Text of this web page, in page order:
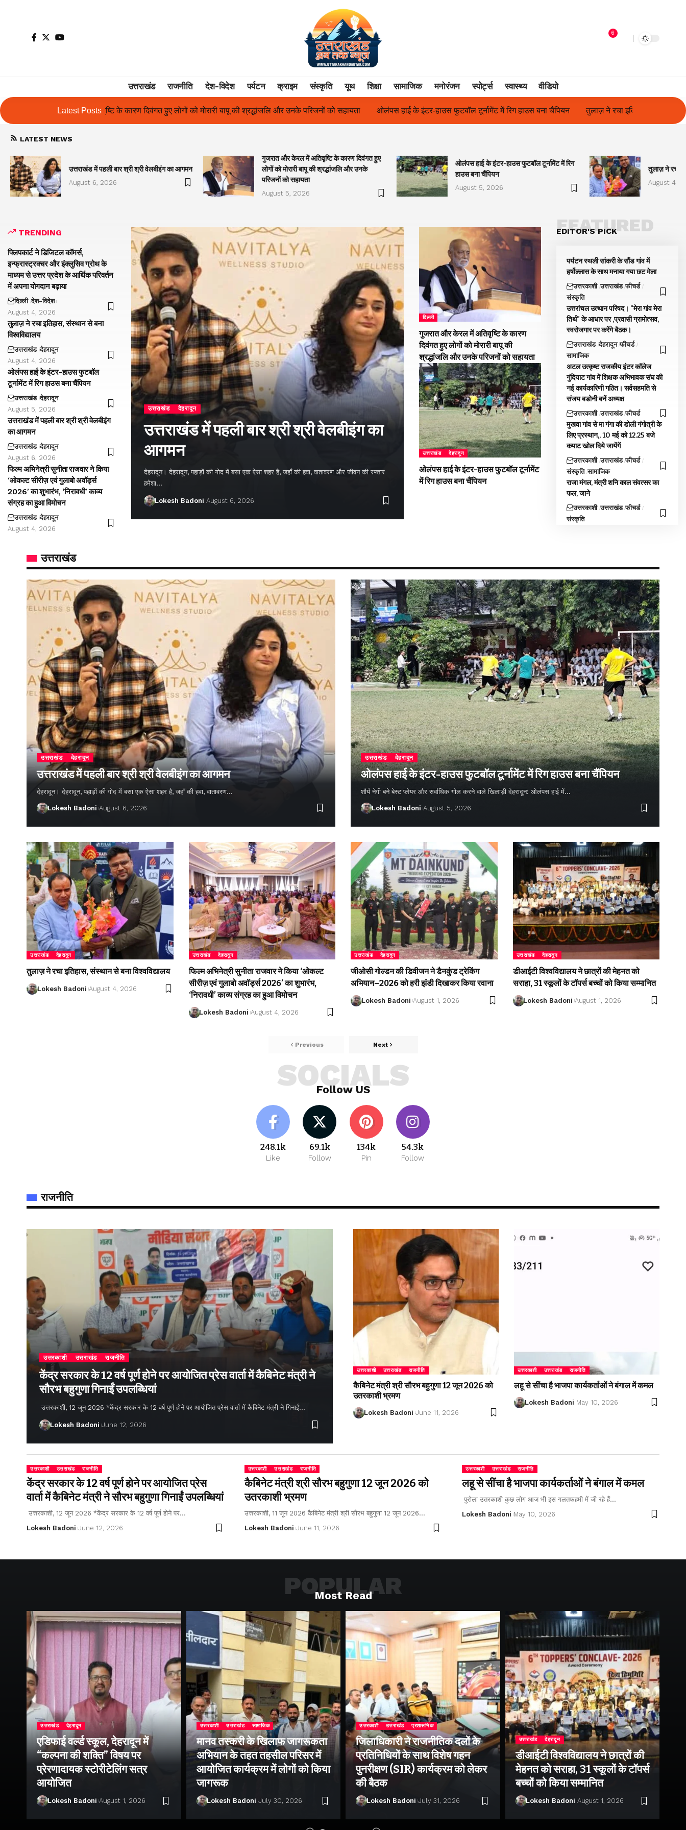
6
उत्तराखंड राजनीति देश-विदेश पर्यटन क्राइम संस्कृति यूथ शिक्षा सामाजिक मनोरंजन स्पोर्ट्स स्वास्थ्य वीडियो
Latest Posts
हुए लोगों को मोरारी बापू की श्रद्धांजलि और उनके परिजनों को सहायता ओलंपस हाई के इंटर-हाउस फुटबॉल टूर्नामेंट में रिग हाउस बना चैंपियन तुलाज़ ने रचा इतिहास, संस्थान से बना विश्वविद्यालय फिल्म अभिनेत्री सुनीता
LATEST NEWS
उत्तराखंड में पहली बार श्री श्री वेलबीइंग का आगमन
August 6, 2026
गुजरात और केरल में अतिवृष्टि के कारण दिवंगत हुए
लोगों को मोरारी बापू की श्रद्धांजलि और उनके
परिजनों को सहायता
August 5, 2026
ओलंपस हाई के इंटर-हाउस फुटबॉल टूर्नामेंट में रिग
हाउस बना चैंपियन
August 5, 2026
तुलाज़ ने रचा
August 4,
TRENDING
फ्लिपकार्ट ने डिजिटल कॉमर्स,
इन्फ्रास्ट्रक्चर और इंक्लुसिव ग्रोथ के
माध्यम से उत्तर प्रदेश के आर्थिक परिवर्तन
में अपना योगदान बढ़ाया
दिल्ली देश-विदेश
August 4, 2026
तुलाज़ ने रचा इतिहास, संस्थान से बना
विश्वविद्यालय
उत्तराखंड देहरादून
August 4, 2026
ओलंपस हाई के इंटर-हाउस फुटबॉल
टूर्नामेंट में रिग हाउस बना चैंपियन
उत्तराखंड देहरादून
August 5, 2026
उत्तराखंड में पहली बार श्री श्री वेलबीइंग
का आगमन
उत्तराखंड देहरादून
August 6, 2026
फिल्म अभिनेत्री सुनीता राजवार ने किया
‘ओकल्ट सीरीज़ एवं गुलाबो अवॉर्ड्स
2026’ का शुभारंभ, ‘निरावधी’ काव्य
संग्रह का हुआ विमोचन
उत्तराखंड देहरादून
August 4, 2026
उत्तराखंड देहरादून
उत्तराखंड में पहली बार श्री श्री वेलबीइंग का
आगमन
देहरादून। देहरादून, पहाड़ों की गोद में बसा एक ऐसा शहर है, जहाँ की हवा, वातावरण और जीवन की रफ्तार
हमेशा…
Lokesh Badoni August 6, 2026
दिल्ली
गुजरात और केरल में अतिवृष्टि के कारण
दिवंगत हुए लोगों को मोरारी बापू की
श्रद्धांजलि और उनके परिजनों को सहायता
उत्तराखंड देहरादून
ओलंपस हाई के इंटर-हाउस फुटबॉल टूर्नामेंट
में रिग हाउस बना चैंपियन
EDITOR'S PICK
FEATURED
पर्यटन स्थली सांकरी के सौंड गांव में
हर्षोल्लास के साथ मनाया गया छट मेला
उत्तरकाशी उत्तराखंड फीचर्ड
संस्कृति
उत्तरांचल उत्थान परिषद। “मेरा गांव मेरा
तिर्थ” के आधार पर ,प्रवासी ग्रामोत्सव,
स्वरोजगार पर करेंगे बैठक।
उत्तराखंड देहरादून फीचर्ड
सामाजिक
अटल उत्कृष्ट राजकीय इंटर कॉलेज
गुंदियाट गांव में शिक्षक अभिभावक संघ की
नई कार्यकारिणी गठित। सर्वसहमति से
संजय बडोनी बनें अध्यक्ष
उत्तरकाशी उत्तराखंड फीचर्ड
मुखवा गांव से मा गंगा की डोली गंगोत्री के
लिए प्रस्थान,, 10 मई को 12.25 बजे
कपाट खोल दिये जायेंगें
उत्तरकाशी उत्तराखंड फीचर्ड
संस्कृति सामाजिक
राजा मंगल, मंत्री शनि काल संवत्सर का
फल, जाने
उत्तरकाशी उत्तराखंड फीचर्ड
संस्कृति
उत्तराखंड
उत्तराखंड देहरादून
उत्तराखंड में पहली बार श्री श्री वेलबीइंग का आगमन
देहरादून। देहरादून, पहाड़ों की गोद में बसा एक ऐसा शहर है, जहाँ की हवा, वातावरण…
Lokesh Badoni August 6, 2026
उत्तराखंड देहरादून
ओलंपस हाई के इंटर-हाउस फुटबॉल टूर्नामेंट में रिग हाउस बना चैंपियन
शौर्य नेगी बने बेस्ट प्लेयर और सर्वाधिक गोल करने वाले खिलाड़ी देहरादून: ओलंपस हाई में…
Lokesh Badoni August 5, 2026
उत्तराखंड देहरादून
तुलाज़ ने रचा इतिहास, संस्थान से बना विश्वविद्यालय
Lokesh Badoni August 4, 2026
उत्तराखंड देहरादून
फिल्म अभिनेत्री सुनीता राजवार ने किया ‘ओकल्ट
सीरीज़ एवं गुलाबो अवॉर्ड्स 2026’ का शुभारंभ,
‘निरावधी’ काव्य संग्रह का हुआ विमोचन
Lokesh Badoni August 4, 2026
उत्तराखंड देहरादून
जीओसी गोल्डन की डिवीजन ने डैनकुंड ट्रेकिंग
अभियान–2026 को हरी झंडी दिखाकर किया रवाना
Lokesh Badoni August 1, 2026
उत्तराखंड देहरादून
डीआईटी विश्वविद्यालय ने छात्रों की मेहनत को
सराहा, 31 स्कूलों के टॉपर्स बच्चों को किया सम्मानित
Lokesh Badoni August 1, 2026
Previous Next
Follow US
SOCIALS
248.1k
Like
69.1k
Follow
134k
Pin
54.3k
Follow
राजनीति
उत्तरकाशी उत्तराखंड राजनीति
केंद्र सरकार के 12 वर्ष पूर्ण होने पर आयोजित प्रेस वार्ता में कैबिनेट मंत्री ने
सौरभ बहुगुणा गिनाईं उपलब्धियां
उत्तरकाशी, 12 जून 2026 *केंद्र सरकार के 12 वर्ष पूर्ण होने पर आयोजित प्रेस वार्ता में कैबिनेट मंत्री ने गिनाईं…
Lokesh Badoni June 12, 2026
उत्तरकाशी उत्तराखंड राजनीति
कैबिनेट मंत्री श्री सौरभ बहुगुणा 12 जून 2026 को
उतरकाशी भ्रमण
Lokesh Badoni June 11, 2026
उत्तरकाशी उत्तराखंड राजनीति
लहू से सींचा है भाजपा कार्यकर्ताओं ने बंगाल में कमल
Lokesh Badoni May 10, 2026
उत्तरकाशी उत्तराखंड राजनीति
केंद्र सरकार के 12 वर्ष पूर्ण होने पर आयोजित प्रेस
वार्ता में कैबिनेट मंत्री ने सौरभ बहुगुणा गिनाईं उपलब्धियां
उत्तरकाशी, 12 जून 2026 *केंद्र सरकार के 12 वर्ष पूर्ण होने पर…
Lokesh Badoni June 12, 2026
उत्तरकाशी उत्तराखंड राजनीति
कैबिनेट मंत्री श्री सौरभ बहुगुणा 12 जून 2026 को
उतरकाशी भ्रमण
उत्तरकाशी, 11 जून 2026 कैबिनेट मंत्री श्री सौरभ बहुगुणा 12 जून 2026…
Lokesh Badoni June 11, 2026
उत्तरकाशी उत्तराखंड राजनीति
लहू से सींचा है भाजपा कार्यकर्ताओं ने बंगाल में कमल
पुरोला उतरकाशी कुछ लोग आज भी इस गलतफहमी में जी रहे हैं…
Lokesh Badoni May 10, 2026
Most Read
POPULAR
उत्तराखंड देहरादून
एडिफाई वर्ल्ड स्कूल, देहरादून में
“कल्पना की शक्ति” विषय पर
प्रेरणादायक स्टोरीटेलिंग सत्र
आयोजित
Lokesh Badoni August 1, 2026
उत्तरकाशी उत्तराखंड सामाजिक
मानव तस्करी के खिलाफ जागरूकता
अभियान के तहत तहसील परिसर में
आयोजित कार्यक्रम में लोगों को किया
जागरूक
Lokesh Badoni July 30, 2026
उत्तरकाशी उत्तराखंड प्रशासनिक
जिलाधिकारी ने राजनीतिक दलों के
प्रतिनिधियों के साथ विशेष गहन
पुनरीक्षण (SIR) कार्यक्रम को लेकर
की बैठक
Lokesh Badoni July 31, 2026
उत्तराखंड देहरादून
डीआईटी विश्वविद्यालय ने छात्रों की
मेहनत को सराहा, 31 स्कूलों के टॉपर्स
बच्चों को किया सम्मानित
Lokesh Badoni August 1, 2026